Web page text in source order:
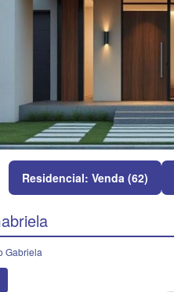
Residencial: Venda (62)
Gabriela